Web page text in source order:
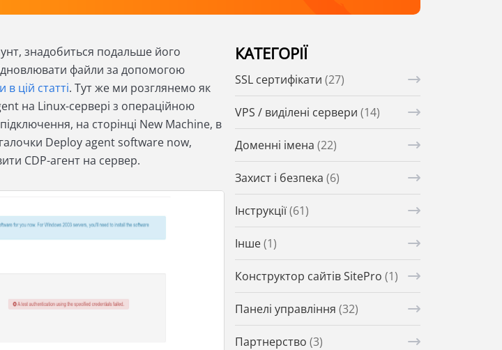
знадобиться подальше його
файли за допомогою
в цій статті. Тут же ми розглянемо як
на Linux-сервері з операційною
на сторінці New Machine, в
Deploy agent software now,
CDP-агент на сервер.
КАТЕГОРІЇ
SSL сертифікати (27)
VPS / виділені сервери (14)
Доменні імена (22)
Захист і безпека (6)
Інструкції(61)
Інше(1)
Конструктор сайтів SitePro (1)
Панелі управління (32)
Партнерство (3)